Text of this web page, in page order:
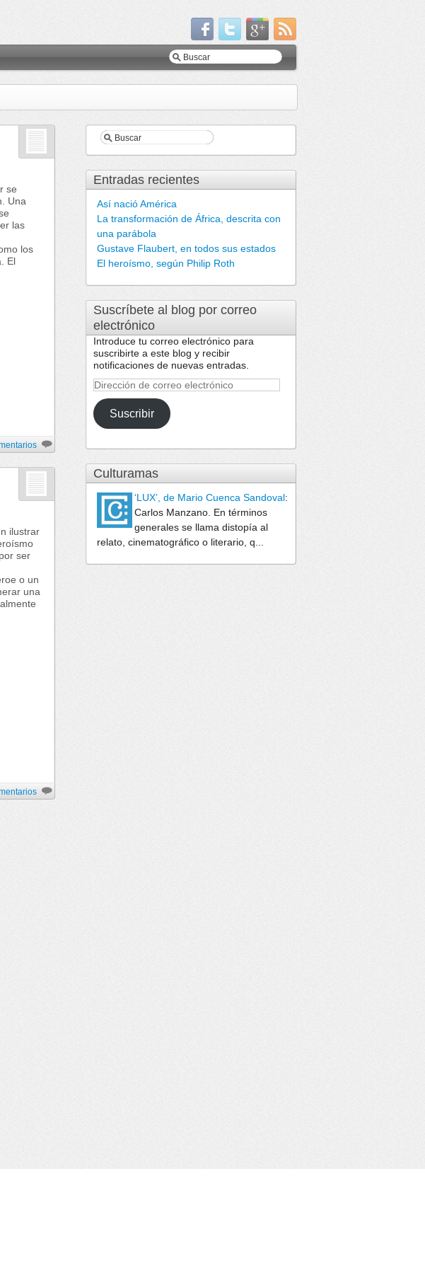
se
Una
las
los
El
ilustrar
ser
o un
una
Entradas recientes
Así nació América
La transformación de África, descrita con
una parábola
Gustave Flaubert, en todos sus estados
El heroísmo, según Philip Roth
Suscríbete al blog por correo
electrónico
Introduce tu correo electrónico para
suscribirte a este blog y recibir
notificaciones de nuevas entradas.
Dirección
de
correo
electrónico
Suscribir
Culturamas
‘LUX’, de Mario Cuenca Sandoval:
Carlos Manzano. En términos
generales se llama distopía al
relato, cinematográfico o literario, q...